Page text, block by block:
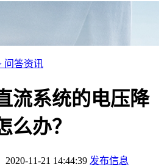
问答资讯
流系统的电压降
么办？
11-21 14:44:39 发布信息